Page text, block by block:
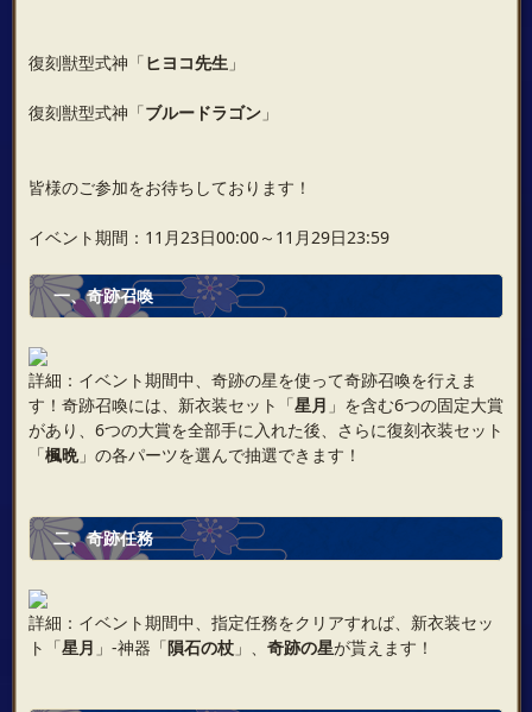
復刻獣型式神「ヒヨコ先生」
復刻獣型式神「ブルードラゴン」
皆様のご参加をお待ちしております！
イベント期間：11月23日00:00～11月29日23:59
一、奇跡召喚
詳細：イベント期間中、奇跡の星を使って奇跡召喚を行えま
す！奇跡召喚には、新衣装セット「星月 」を含む6つの固定大賞
があり、6つの大賞を全部手に入れた後、さらに復刻衣装セット
「楓晩」の各パーツを選んで抽選できます！
二、奇跡任務
詳細：イベント期間中、指定任務をクリアすれば、新衣装セッ
ト「星月 」‐神器「隕石の杖」、 奇跡の星が貰えます！